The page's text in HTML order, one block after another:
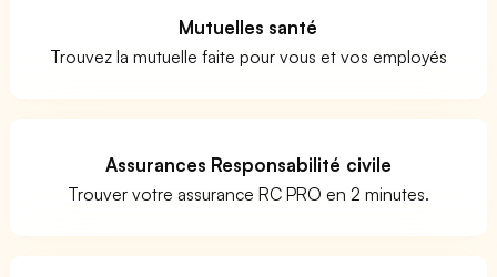
Mutuelles santé
Trouvez la mutuelle faite pour vous et vos employés
Assurances Responsabilité civile
Trouver votre assurance RC PRO en 2 minutes.